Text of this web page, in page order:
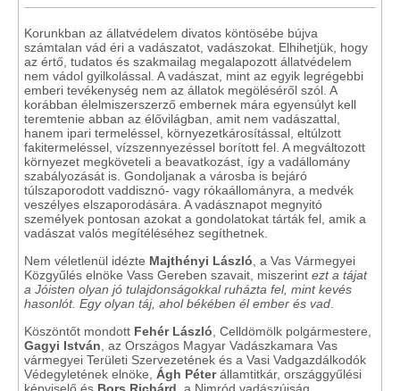
Korunkban az állatvédelem divatos köntösébe bújva
számtalan vád éri a vadászatot, vadászokat. Elhihetjük, hogy
az értő, tudatos és szakmailag megalapozott állatvédelem
nem vádol gyilkolással. A vadászat, mint az egyik legrégebbi
emberi tevékenység nem az állatok megöléséről szól. A
korábban élelmiszerszerző embernek mára egyensúlyt kell
teremtenie abban az élővilágban, amit nem vadászattal,
hanem ipari termeléssel, környezetkárosítással, eltúlzott
fakitermeléssel, vízszennyezéssel borított fel. A megváltozott
környezet megköveteli a beavatkozást, így a vadállomány
szabályozását is. Gondoljanak a városba is bejáró
túlszaporodott vaddisznó- vagy rókaállományra, a medvék
veszélyes elszaporodására. A vadásznapot megnyitó
személyek pontosan azokat a gondolatokat tárták fel, amik a
vadászat valós megítéléséhez segíthetnek.
Nem véletlenül idézte Majthényi László , a Vas Vármegyei
Közgyűlés elnöke Vass Gereben szavait, miszerint ezt a tájat
a Jóisten olyan jó tulajdonságokkal ruházta fel, mint kevés
hasonlót. Egy olyan táj, ahol békében él ember és vad
Köszöntőt mondott Fehér László , Celldömölk polgármestere,
Gagyi István , az Országos Magyar Vadászkamara Vas
vármegyei Területi Szervezetének és a Vasi Vadgazdálkodók
Védegyletének elnöke,
Ágh Péterállamtitkár, országgyűlési